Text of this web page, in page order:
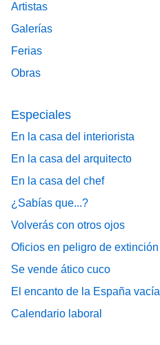
Artistas
Galerías
Ferias
Obras
Especiales
En la casa del interiorista
En la casa del arquitecto
En la casa del chef
¿Sabías que...?
Volverás con otros ojos
Oficios en peligro de extinción
Se vende ático cuco
El encanto de la España vacía
Calendario laboral